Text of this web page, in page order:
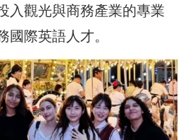
入觀光與商務產業的專業
國際英語人才。